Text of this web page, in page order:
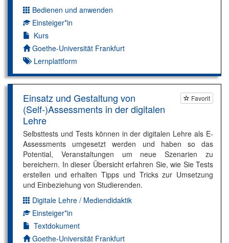
Dimension:
Bedienen und anwenden
Kompetenzniveau:
Einsteiger*in
Kurs
Autor*in:
Goethe-Universität Frankfurt
Lernplattform
Favorit
Einsatz und Gestaltung von
(Self-)Assessments in der digitalen
Lehre
Selbsttests und Tests können in der digitalen Lehre als E-
Assessments umgesetzt werden und haben so das
Potential, Veranstaltungen um neue Szenarien zu
bereichern. In dieser Übersicht erfahren Sie, wie Sie Tests
erstellen und erhalten Tipps und Tricks zur Umsetzung
und Einbeziehung von Studierenden.
Dimension:
Digitale Lehre / Mediendidaktik
Kompetenzniveau:
Einsteiger*in
Textdokument
Autor*in:
Goethe-Universität Frankfurt